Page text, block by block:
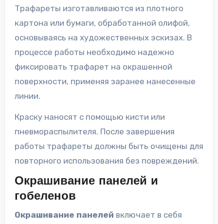
Трафареты изготавливаются из плотного
картона или бумаги, обработанной олифой,
основываясь на художественных эскизах. В
процессе работы необходимо надежно
фиксировать трафарет на окрашенной
поверхности, применяя заранее нанесенные
линии.
Краску наносят с помощью кисти или
пневмораспылителя. После завершения
работы трафареты должны быть очищены для
повторного использования без повреждений.
Окрашивание панелей и
гобеленов
Окрашивание панелей включает в себя